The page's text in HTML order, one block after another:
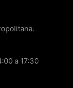
a 17:30